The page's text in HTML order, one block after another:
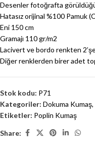
Desenler fotoğrafta
Hatasız orijinal %100 Pamuk
Eni 150 cm
Gramajı 110 gr/m2
Lacivert ve bordo renkten
Diğer renklerden birer adet
Stok kodu: P71
Kategoriler: Dokuma Kumaş,
Etiketler: Poplin Kumaş
Share: